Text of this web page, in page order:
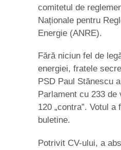
comitetul de
Naționale pentru
Energie (ANRE).
Fără niciun fel de
energiei, fratele
PSD Paul Stănescu
Parlament cu 233 de
120 „contra”. Votul
buletine.
Potrivit CV-ului, a